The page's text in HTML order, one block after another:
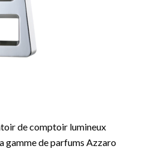
de comptoir lumineux
gamme de parfums Azzaro